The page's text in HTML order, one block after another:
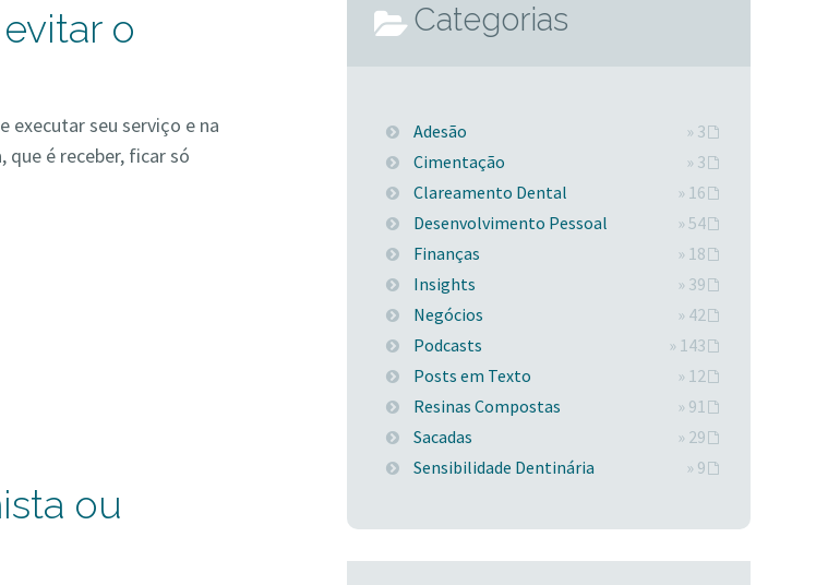
o
executar seu serviço e na
é receber, ficar só
ou
Categorias
Adesão
» 3
Cimentação
» 3
Clareamento Dental
» 16
Desenvolvimento Pessoal
» 54
Finanças
» 18
Insights
» 39
Negócios
» 42
Podcasts
» 143
Posts em Texto
» 12
Resinas Compostas
» 91
Sacadas
» 29
Sensibilidade Dentinária
» 9